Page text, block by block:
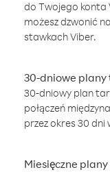
do Twojego konta
możesz dzwonić
stawkach Viber.
30-dniowe
30-dniowy plan
połączeń
przez okres 30 dni
Miesięczne